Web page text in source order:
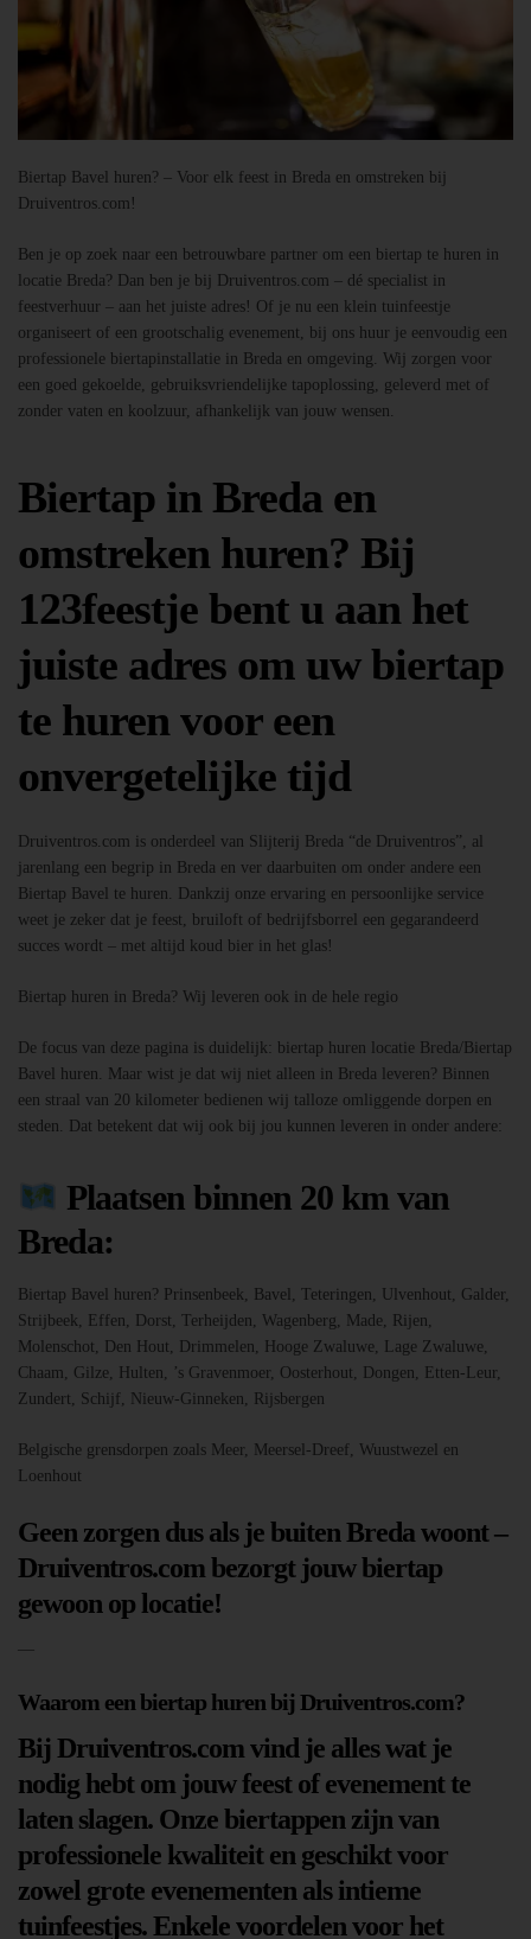
Biertap Bavel huren? – Voor elk feest in Breda en omstreken bij
Druiventros.com!
Ben je op zoek naar een betrouwbare partner om een biertap te huren in
locatie Breda? Dan ben je bij Druiventros.com – dé specialist in
feestverhuur – aan het juiste adres! Of je nu een klein tuinfeestje
organiseert of een grootschalig evenement, bij ons huur je eenvoudig een
professionele biertapinstallatie in Breda en omgeving. Wij zorgen voor
een goed gekoelde, gebruiksvriendelijke tapoplossing, geleverd met of
zonder vaten en koolzuur, afhankelijk van jouw wensen.
Biertap in Breda en
omstreken huren? Bij
123feestje bent u aan het
juiste adres om uw biertap
te huren voor een
onvergetelijke tijd
Druiventros.com is onderdeel van Slijterij Breda “de Druiventros”, al
jarenlang een begrip in Breda en ver daarbuiten om onder andere een
Biertap Bavel te huren. Dankzij onze ervaring en persoonlijke service
weet je zeker dat je feest, bruiloft of bedrijfsborrel een gegarandeerd
succes wordt – met altijd koud bier in het glas!
Biertap huren in Breda? Wij leveren ook in de hele regio
De focus van deze pagina is duidelijk: biertap huren locatie Breda/Biertap
Bavel huren. Maar wist je dat wij niet alleen in Breda leveren? Binnen
een straal van 20 kilometer bedienen wij talloze omliggende dorpen en
steden. Dat betekent dat wij ook bij jou kunnen leveren in onder andere:
Plaatsen binnen 20 km van
Breda:
Biertap Bavel huren? Prinsenbeek, Bavel, Teteringen, Ulvenhout, Galder,
Strijbeek, Effen, Dorst, Terheijden, Wagenberg, Made, Rijen,
Molenschot, Den Hout, Drimmelen, Hooge Zwaluwe, Lage Zwaluwe,
Chaam, Gilze, Hulten, ’s Gravenmoer, Oosterhout, Dongen, Etten-Leur,
Zundert, Schijf, Nieuw-Ginneken, Rijsbergen
Belgische grensdorpen zoals Meer, Meersel-Dreef, Wuustwezel en
Loenhout
Geen zorgen dus als je buiten Breda woont –
Druiventros.com bezorgt jouw biertap
gewoon op locatie!
—
Waarom een biertap huren bij Druiventros.com?
Bij Druiventros.com vind je alles wat je
nodig hebt om jouw feest of evenement te
laten slagen. Onze biertappen zijn van
professionele kwaliteit en geschikt voor
zowel grote evenementen als intieme
tuinfeestjes. Enkele voordelen voor het